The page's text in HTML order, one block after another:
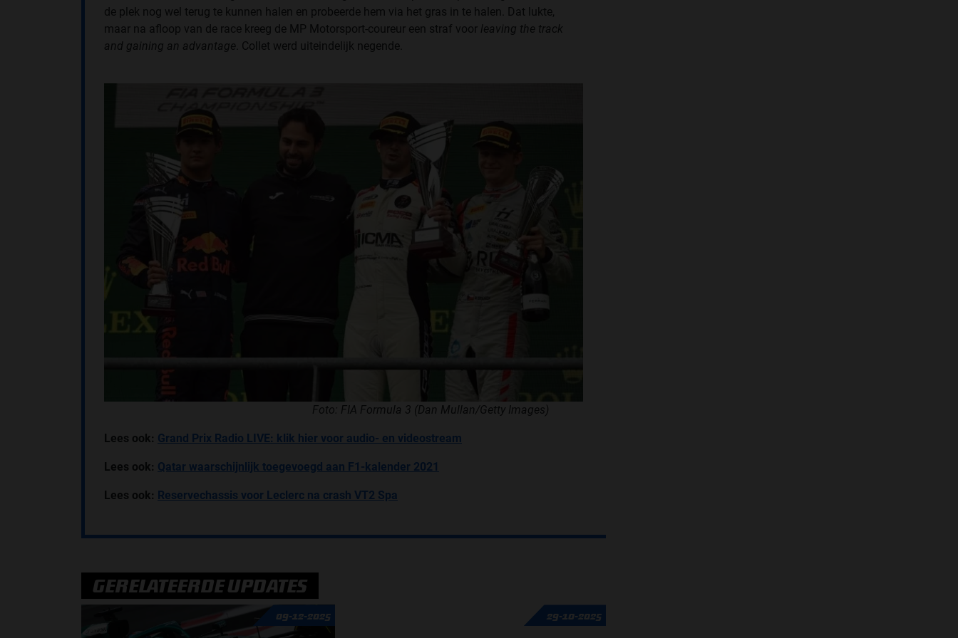
de plek nog wel terug te kunnen halen en probeerde hem via het gras in te halen. Dat lukte,
maar na afloop van de race kreeg de MP Motorsport-coureur een straf voor leaving the track
and gaining an advantage . Collet werd uiteindelijk negende.
Foto: FIA Formula 3 (Dan Mullan/Getty Images)
Lees ook: Grand Prix Radio LIVE: klik hier voor audio- en videostream
Lees ook: Qatar waarschijnlijk toegevoegd aan F1-kalender 2021
Lees ook: Reservechassis voor Leclerc na crash VT2 Spa
GERELATEERDE UPDATES
09-12-2025 29-10-2025